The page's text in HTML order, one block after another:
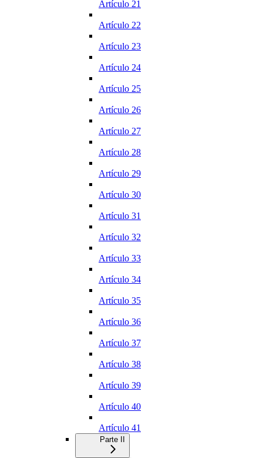
Artículo 21
Artículo 22
Artículo 23
Artículo 24
Artículo 25
Artículo 26
Artículo 27
Artículo 28
Artículo 29
Artículo 30
Artículo 31
Artículo 32
Artículo 33
Artículo 34
Artículo 35
Artículo 36
Artículo 37
Artículo 38
Artículo 39
Artículo 40
Artículo 41
Parte II